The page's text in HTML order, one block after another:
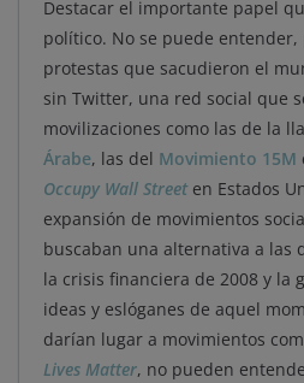
Destacar el importante papel
político. No se puede
protestas que sacudieron el
sin Twitter, una red social que
movilizaciones como las de la
Árabe, las del Movimiento 15M
Occupy Wall Streeten Estados
expansión de movimientos
buscaban una alternativa a las
la crisis financiera de 2008 y la
ideas y eslóganes de aquel
darían lugar a movimientos
Lives Matter, no pueden